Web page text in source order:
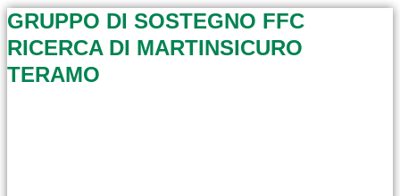
GRUPPO DI SOSTEGNO FFC
RICERCA DI MARTINSICURO
TERAMO